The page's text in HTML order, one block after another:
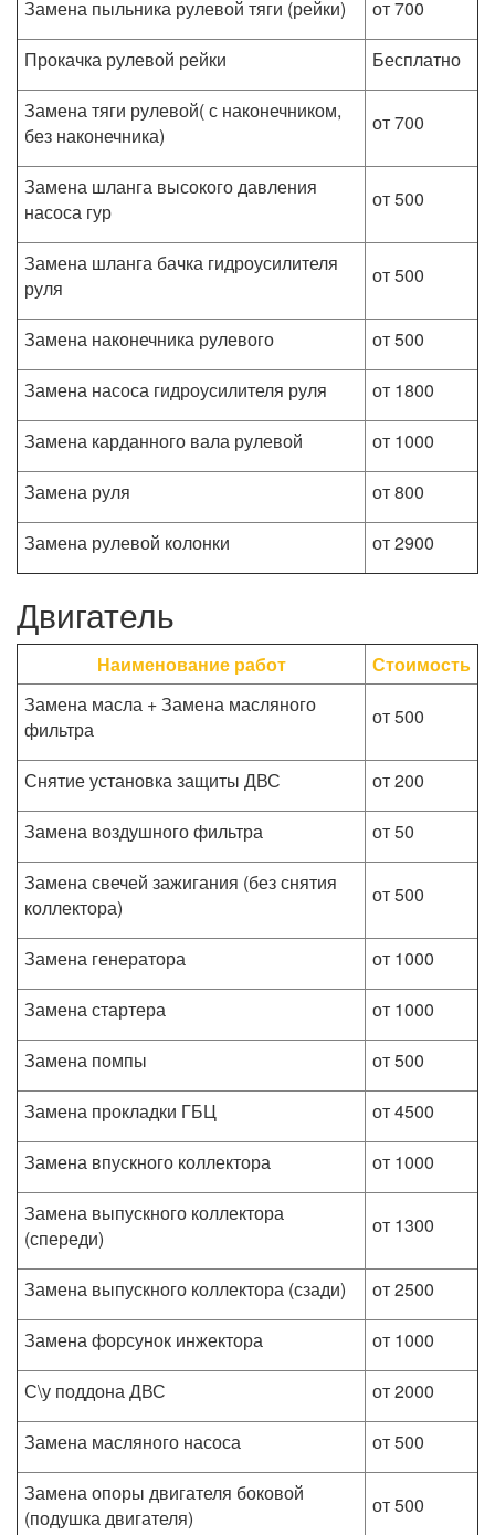
Замена пыльника рулевой тяги (рейки)
от 700
Прокачка рулевой рейки
Бесплатно
Замена тяги рулевой( с наконечником,
без наконечника)
от 700
Замена шланга высокого давления
насоса гур
от 500
Замена шланга бачка гидроусилителя
руля
от 500
Замена наконечника рулевого
от 500
Замена насоса гидроусилителя руля
от 1800
Замена карданного вала рулевой
от 1000
Замена руля
от 800
Замена рулевой колонки
от 2900
Двигатель
Наименование работ
Стоимость
Замена масла + Замена масляного
фильтра
от 500
Снятие установка защиты ДВС
от 200
Замена воздушного фильтра
от 50
Замена свечей зажигания (без снятия
коллектора)
от 500
Замена генератора
от 1000
Замена стартера
от 1000
Замена помпы
от 500
Замена прокладки ГБЦ
от 4500
Замена впускного коллектора
от 1000
Замена выпускного коллектора
(спереди)
от 1300
Замена выпускного коллектора (сзади)
от 2500
Замена форсунок инжектора
от 1000
С\у поддона ДВС
от 2000
Замена масляного насоса
от 500
Замена опоры двигателя боковой
(подушка двигателя)
от 500